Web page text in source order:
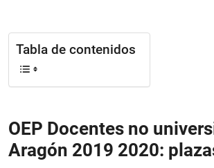
Tabla de contenidos
OEP Docentes no
Aragón 2019 2020: